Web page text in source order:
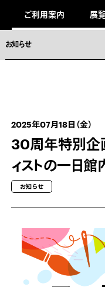
ご利用案内 展
お知らせ
2025年07月18日（金）
30周年特別企
ィストの一日館
お知らせ